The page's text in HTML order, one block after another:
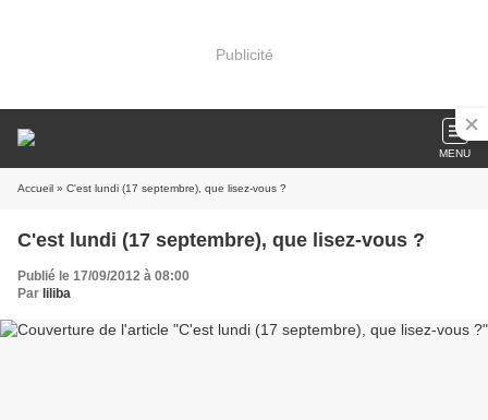
Publicité
MENU
Accueil » C'est lundi (17 septembre), que lisez-vous ?
C'est lundi (17 septembre), que lisez-vous ?
Publié le 17/09/2012 à 08:00
Par liliba